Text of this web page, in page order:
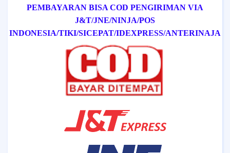
PEMBAYARAN BISA COD PENGIRIMAN VIA
J&T/JNE/NINJA/POS
INDONESIA/TIKI/SICEPAT/IDEXPRESS/ANTERINAJA